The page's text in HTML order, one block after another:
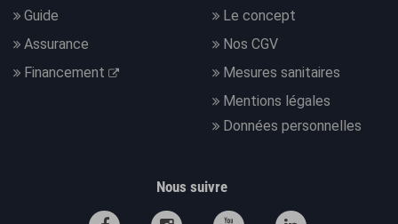
Guide
Assurance
Financement
Le concept
Nos CGV
Mesures sanitaires
Mentions légales
Données personnelles
Nous suivre